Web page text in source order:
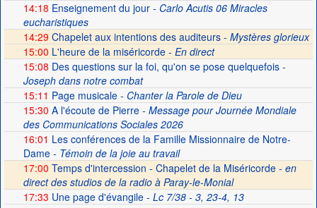
14:18 Enseignement du jour- Carlo Acutis 06 Miracles
eucharistiques
14:29 Chapelet aux intentions des auditeurs - Mystères glorieux
15:00 L'heure de la miséricorde - En direct
15:08 Des questions sur la foi, qu'on se pose quelquefois-
Joseph dans notre combat
15:11 Page musicale- Chanter la Parole de Dieu
15:30 A l'écoute de Pierre- Message pour Journée Mondiale
des Communications Sociales 2026
16:01 Les conférences de la Famille Missionnaire de Notre-
Dame- Témoin de la joie au travail
17:00 Temps d'intercession - Chapelet de la Miséricorde - en
direct des studios de la radio à Paray-le-Monial
17:33 Une page d'évangile- Lc 7/38 - 3, 23-4, 13